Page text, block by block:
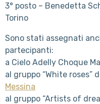
3° posto – Benedetta
Torino
Sono stati assegnati
partecipanti:
a Cielo Adelly Choque
al gruppo “White roses”
Messina
al gruppo “Artists of